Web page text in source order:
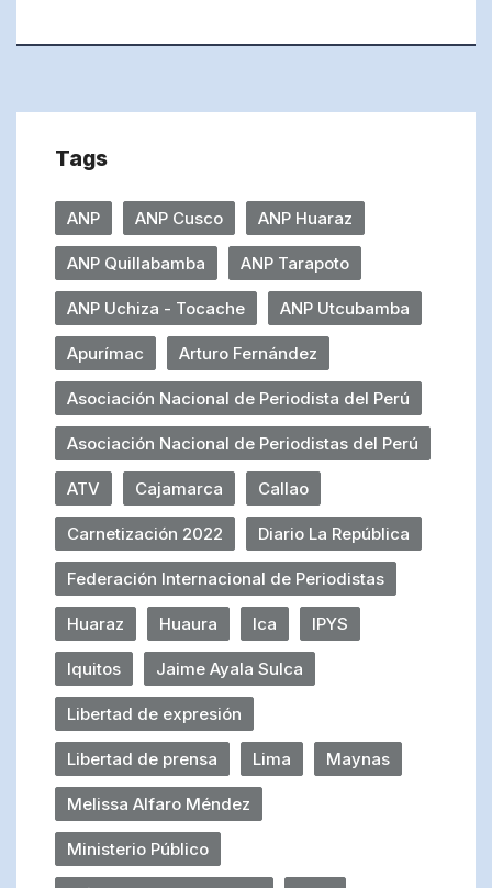
Tags
ANP ANP Cusco ANP Huaraz
ANP Quillabamba ANP Tarapoto
ANP Uchiza - Tocache ANP Utcubamba
Apurímac Arturo Fernández
Asociación Nacional de Periodista del Perú
Asociación Nacional de Periodistas del Perú
ATV Cajamarca Callao
Carnetización 2022 Diario La República
Federación Internacional de Periodistas
Huaraz Huaura Ica IPYS
Iquitos Jaime Ayala Sulca
Libertad de expresión
Libertad de prensa Lima Maynas
Melissa Alfaro Méndez
Ministerio Público